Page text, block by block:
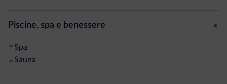
Piscine, spa e benessere
Spa
Sauna